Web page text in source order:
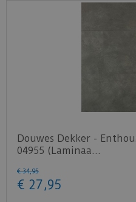
Douwes Dekker -
04955 (Laminaa…
€ 34,95
€ 27,95